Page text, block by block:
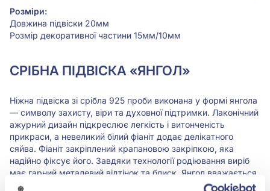
Розміри:
Довжина підвіски 20мм
Розмір декоративної частини 15мм/10мм
СРІБНА ПІДВІСКА «ЯНГОЛ»
Ніжна підвіска зі срібла 925 проби виконана у формі янгола
— символу захисту, віри та духовної підтримки. Лаконічний
ажурний дизайн підкреслює легкість і витонченість
прикраси, а невеликий білий фіаніт додає делікатного
сяйва. Фіаніт закріплений крапановою закріпкою, яка
надійно фіксує його. Завдяки технології родіювання виріб
має гарний металевий відтінок та блиск. Янгол вважається
оберегом, що приносить спокій, гармонію та охороняє